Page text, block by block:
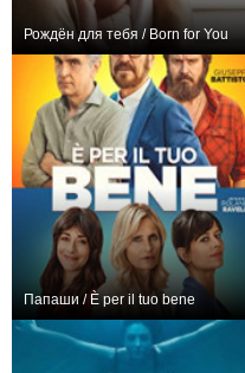
Рождён для тебя / Born for You
Папаши / È per il tuo bene